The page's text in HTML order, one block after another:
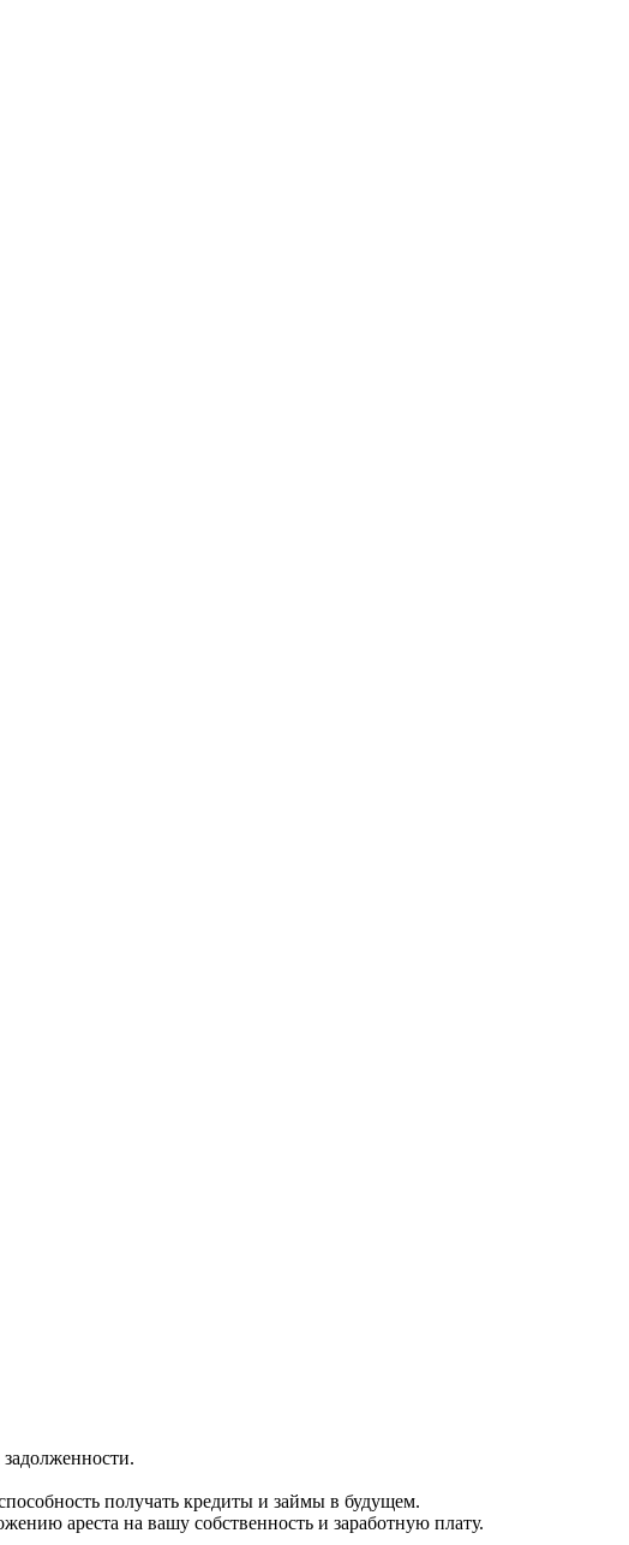
получать кредиты и займы в будущем.
ареста на вашу собственность и заработную плату.